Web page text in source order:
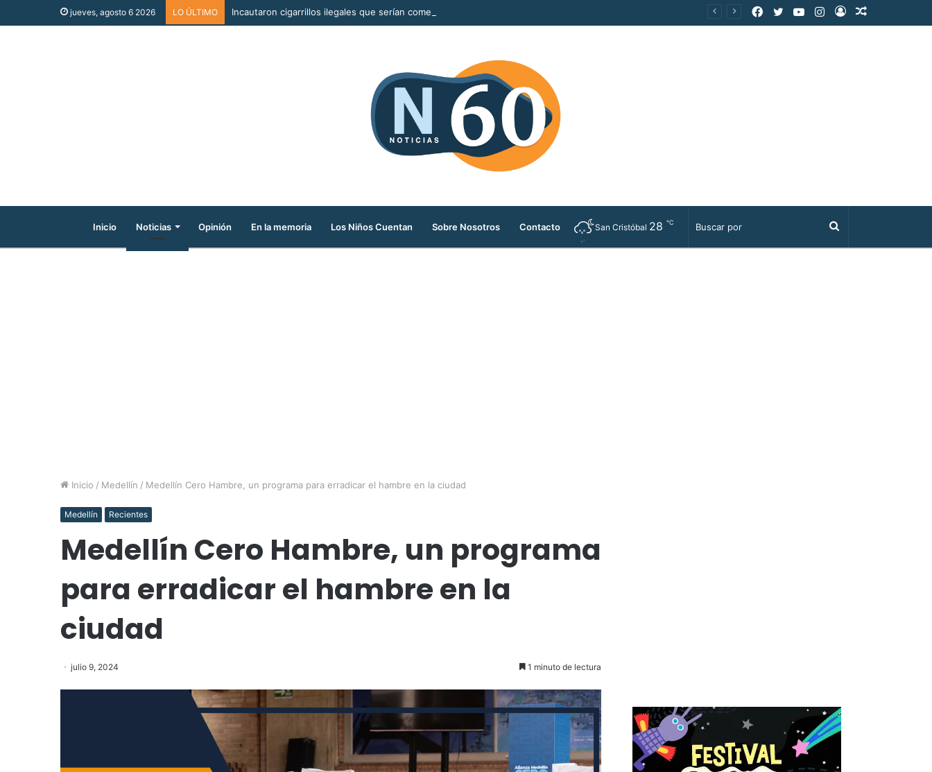
jueves, agosto 6 2026 LO ÚLTIMO Incautaron cigarrillos ilegales que serían comercializados durante la Feria de las Flores
Publicación
Acceso
Instagram
YouTube
Twitter
Facebook
Inicio Noticias Opinión En la memoria Los Niños Cuentan Sobre Nosotros Contacto Buscar
San Cristóbal 28 ℃
Inicio / Medellín / Medellín Cero Hambre, un programa para erradicar el hambre en la ciudad
Medellín Recientes
Medellín Cero Hambre, un programa
para erradicar el hambre en la
ciudad
julio 9, 2024 1 minuto de lectura